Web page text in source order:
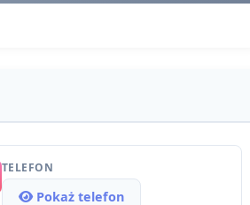
TELEFON
Pokaż telefon